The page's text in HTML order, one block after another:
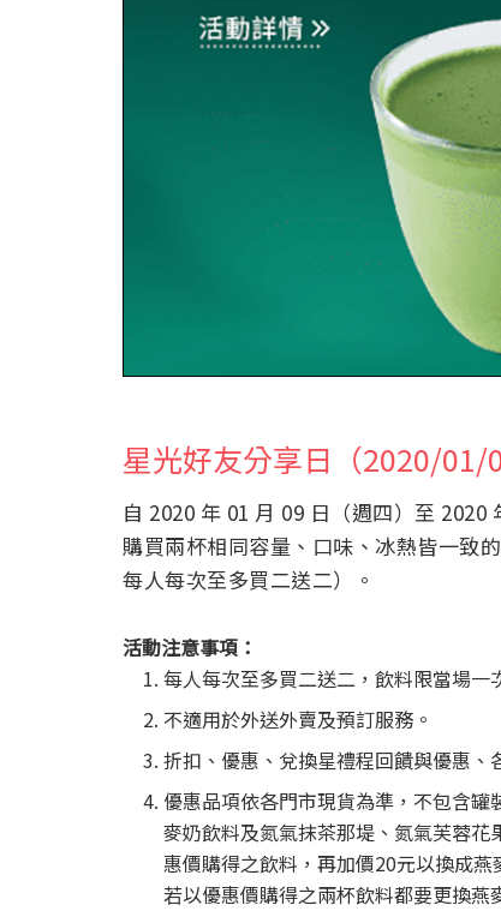
星光好友分享日（2020/01/
自 2020 年 01 月 09 日（週四）至 2020
購買兩杯相同容量、口味、冰熱皆一致
每人每次至多買二送二）。
活動注意事項：
每人每次至多買二送二，飲料限當場一
不適用於外送外賣及預訂服務。
折扣、優惠、兌換星禮程回饋與優惠、
優惠品項依各門市現貨為準，不包含
麥奶飲料及氮氣抹茶那堤、氮氣芙蓉
惠價購得之飲料，再加價20元以換成
若以優惠價購得之兩杯飲料都要更換燕